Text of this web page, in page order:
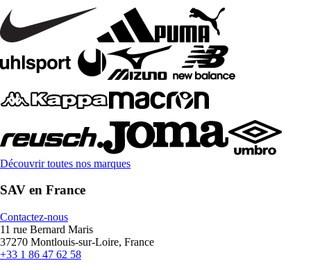
Découvrir toutes nos marques
SAV en France
Contactez-nous
11 rue Bernard Maris
37270 Montlouis-sur-Loire, France
+33 1 86 47 62 58